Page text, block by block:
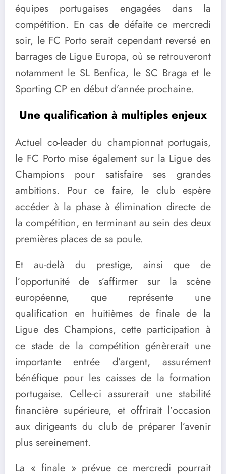
équipes portugaises engagées dans la
compétition. En cas de défaite ce mercredi
soir, le FC Porto serait cependant reversé en
barrages de Ligue Europa, où se retrouveront
notamment le SL Benfica, le SC Braga et le
Sporting CP en début d’année prochaine.
Une qualification à multiples enjeux
Actuel co-leader du championnat portugais,
le FC Porto mise également sur la Ligue des
Champions pour satisfaire ses grandes
ambitions. Pour ce faire, le club espère
accéder à la phase à élimination directe de
la compétition, en terminant au sein des deux
premières places de sa poule.
Et au-delà du prestige, ainsi que de
l’opportunité de s’affirmer sur la scène
européenne, que représente une
qualification en huitièmes de finale de la
Ligue des Champions, cette participation à
ce stade de la compétition génèrerait une
importante entrée d’argent, assurément
bénéfique pour les caisses de la formation
portugaise. Celle-ci assurerait une stabilité
financière supérieure, et offrirait l’occasion
aux dirigeants du club de préparer l’avenir
plus sereinement.
La « finale » prévue ce mercredi pourrait